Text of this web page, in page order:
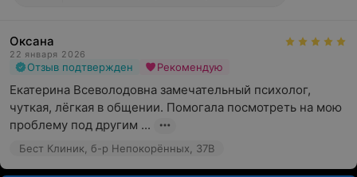
Оксана
22 января 2026
Отзыв подтвержден Рекомендую
Екатерина Всеволодовна замечательный психолог,
чуткая, лёгкая в общении. Помогала посмотреть на мою
проблему под другим ...
Бест Клиник, б-р Непокорённых, 37В